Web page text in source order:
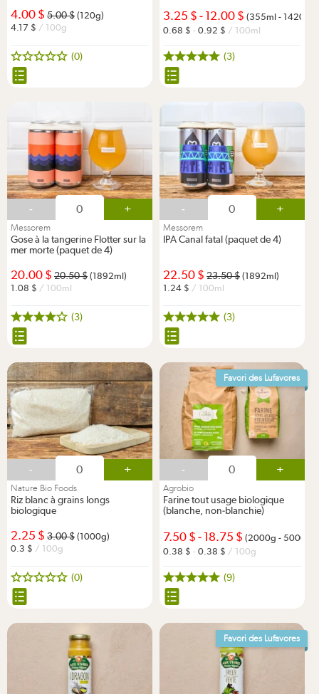
4.00 5.00
(120g)
4.17
/ 100g
(0)
3.25 - 12.00
(355ml - 1420ml)
0.68
- 0.92 / 100ml
(3)
- +
Messorem
Gose à la tangerine Flotter sur la
mer morte (paquet de 4)
20.00 20.50
(1892ml)
1.08
/ 100ml
(3)
- +
Messorem
IPA Canal fatal (paquet de 4)
22.50 23.50
(1892ml)
1.24
/ 100ml
(3)
- +
Nature Bio Foods
Riz blanc à grains longs
biologique
2.25 3.00
(1000g)
0.3
/ 100g
(0)
Favori des Lufavores
- +
Agrobio
Farine tout usage biologique
(blanche, non-blanchie)
7.50 - 18.75
(2000g - 5000g)
0.38
- 0.38 / 100g
(9)
Favori des Lufavores